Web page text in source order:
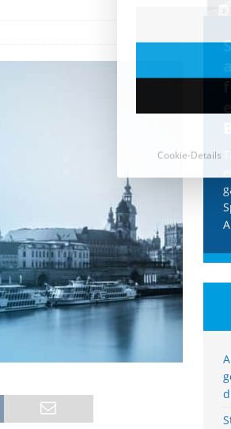
& Ampel wollen nach
wieder Afghanen
die Wähler für dumm! Weil die
Anschläge kippte, wurden die